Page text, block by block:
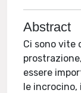
Abstract
Ci sono vite
essere
le incrocino,